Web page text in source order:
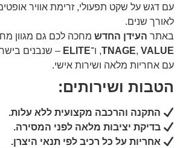
עם דגש על שקט תפעולי, זרימת אוויר
לאורך שנים.
באתר העידן החדש מחכה לכם גם מגוון
TNAGE, VALUE , ו־ELITE – שנבנים
עם אחריות מלאה ושירות אישי.
הטבות ושירותים:
התקנה והרכבה מקצועית ללא עלות.
בדיקת יציבות מלאה לפני המסירה.
אחריות על כל רכיב לפי תנאי היצרן.